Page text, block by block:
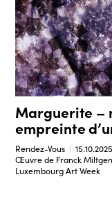
Marguerite –
empreinte
Rendez-Vous
Œuvre de Franck
Luxembourg Art Week